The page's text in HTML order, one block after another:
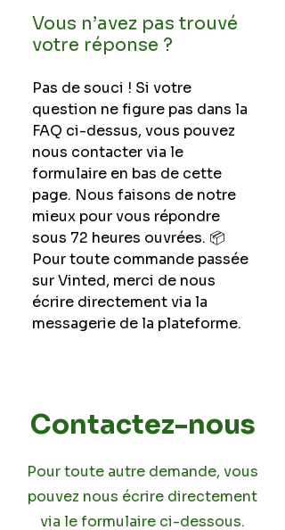
Vous n’avez pas trouvé
votre réponse ?
Pas de souci ! Si votre
question ne figure pas dans la
FAQ ci-dessus, vous pouvez
nous contacter via le
formulaire en bas de cette
page. Nous faisons de notre
mieux pour vous répondre
sous 72 heures ouvrées. 📦
Pour toute commande passée
sur Vinted, merci de nous
écrire directement via la
messagerie de la plateforme.
Contactez-nous
Pour toute autre demande, vous
pouvez nous écrire directement
via le formulaire ci-dessous.